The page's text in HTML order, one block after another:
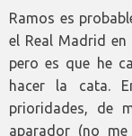
Ramos es
el Real Madrid
pero es que he
hacer la cata.
prioridades, de
aparador (no